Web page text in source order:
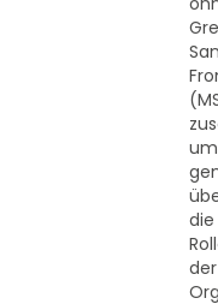
um
die
der